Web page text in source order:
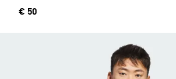
Cena
€ 50